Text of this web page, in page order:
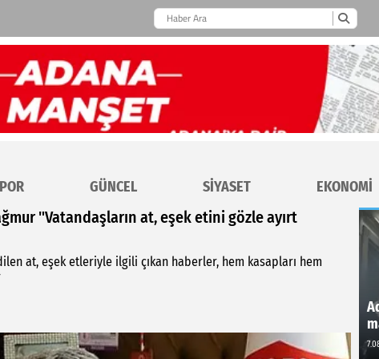
GÜNCEL SİYASET EKONOMİ
"Vatandaşların at, eşek etini gözle ayırt
at, eşek etleriyle ilgili çıkan haberler, hem kasapları hem